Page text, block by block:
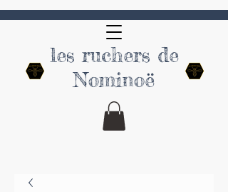
les ruchers de
Nominoë